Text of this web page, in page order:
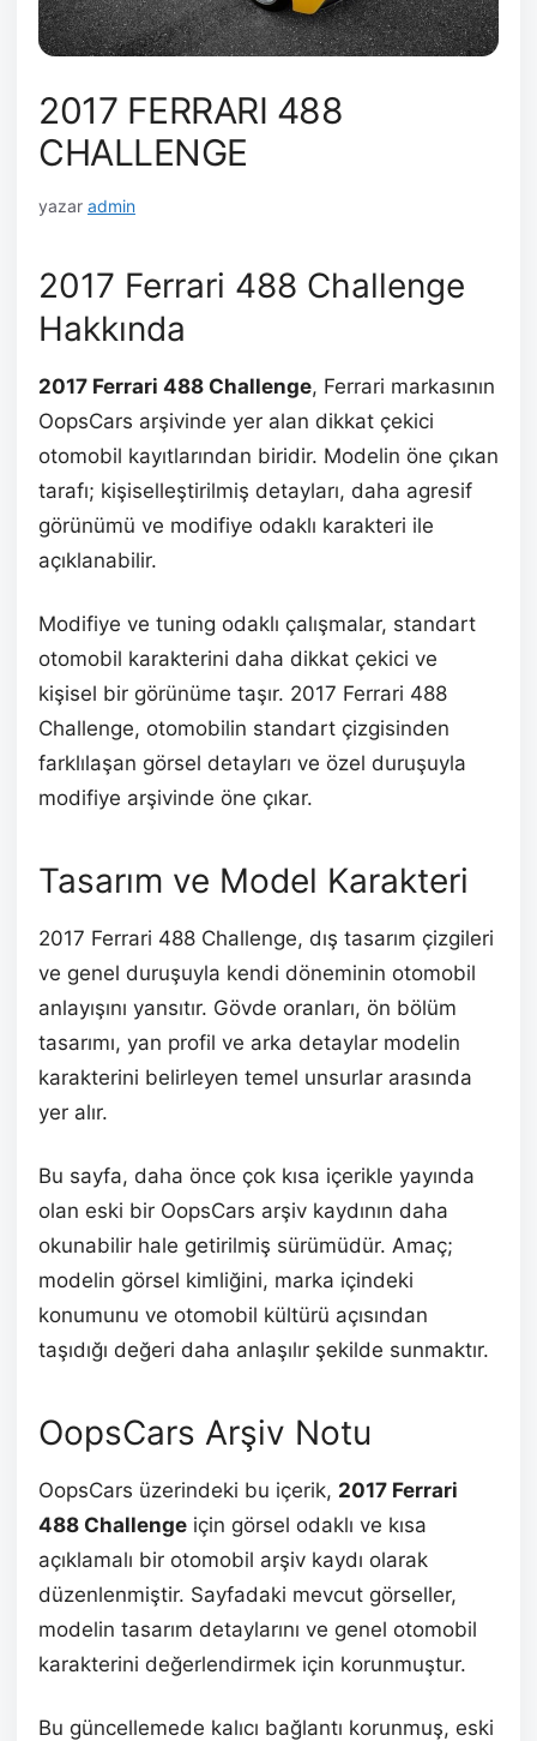
2017 FERRARI 488
CHALLENGE
yazar admin
2017 Ferrari 488 Challenge
Hakkında
2017 Ferrari 488 Challenge, Ferrari markasının
OopsCars arşivinde yer alan dikkat çekici
otomobil kayıtlarından biridir. Modelin öne çıkan
tarafı; kişiselleştirilmiş detayları, daha agresif
görünümü ve modifiye odaklı karakteri ile
açıklanabilir.
Modifiye ve tuning odaklı çalışmalar, standart
otomobil karakterini daha dikkat çekici ve
kişisel bir görünüme taşır. 2017 Ferrari 488
Challenge, otomobilin standart çizgisinden
farklılaşan görsel detayları ve özel duruşuyla
modifiye arşivinde öne çıkar.
Tasarım ve Model Karakteri
2017 Ferrari 488 Challenge, dış tasarım çizgileri
ve genel duruşuyla kendi döneminin otomobil
anlayışını yansıtır. Gövde oranları, ön bölüm
tasarımı, yan profil ve arka detaylar modelin
karakterini belirleyen temel unsurlar arasında
yer alır.
Bu sayfa, daha önce çok kısa içerikle yayında
olan eski bir OopsCars arşiv kaydının daha
okunabilir hale getirilmiş sürümüdür. Amaç;
modelin görsel kimliğini, marka içindeki
konumunu ve otomobil kültürü açısından
taşıdığı değeri daha anlaşılır şekilde sunmaktır.
OopsCars Arşiv Notu
OopsCars üzerindeki bu içerik, 2017 Ferrari
488 Challenge için görsel odaklı ve kısa
açıklamalı bir otomobil arşiv kaydı olarak
düzenlenmiştir. Sayfadaki mevcut görseller,
modelin tasarım detaylarını ve genel otomobil
karakterini değerlendirmek için korunmuştur.
Bu güncellemede kalıcı bağlantı korunmuş, eski